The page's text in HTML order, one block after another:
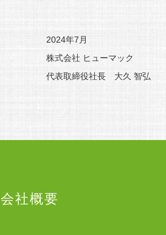
2024年7月
株式会社 ヒューマック
代表取締役社長 大久 智弘
会社概要